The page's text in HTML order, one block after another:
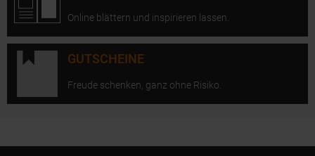
Online blättern und inspirieren lassen.
GUTSCHEINE
Freude schenken, ganz ohne Risiko.